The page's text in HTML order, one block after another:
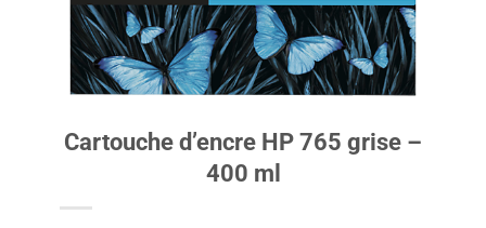
Cartouche d’encre HP 765 grise –
400 ml